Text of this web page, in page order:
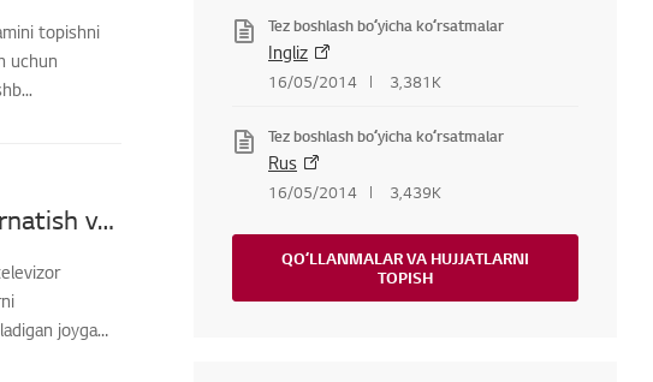
topishni
uchun
[LG TV] Men raqamli antennani (UHD) qanday o'rnatish va ulashni hamda televizorni tomosha qilishni bilmoqchiman
joyga
Tez boshlash boʻyicha koʻrsatmalar
Ingliz
16/05/2014 3,381K
Tez boshlash boʻyicha koʻrsatmalar
Rus
16/05/2014 3,439K
QOʻLLANMALAR VA HUJJATLARNI
TOPISH